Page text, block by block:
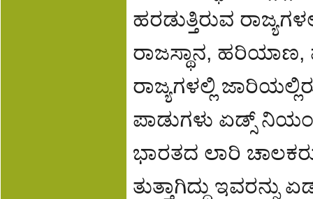
ಹರಡುತ್ತಿರುವ
ರಾಜಸ್ಥಾನ, ಹರಿಯಾಣ,
ರಾಜ್ಯಗಳಲ್ಲಿ
ಪಾಡುಗಳು ಏಡ್ಸ್
ಭಾರತದ ಲಾರಿ
ತುತ್ತಾಗಿದ್ದು